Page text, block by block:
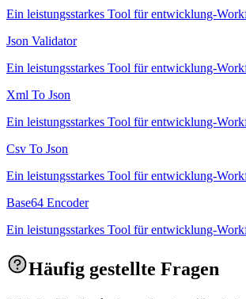
Ein leistungsstarkes Tool für entwicklung-
Json Validator
Ein leistungsstarkes Tool für entwicklung-
Xml To Json
Ein leistungsstarkes Tool für entwicklung-
Csv To Json
Ein leistungsstarkes Tool für entwicklung-
Base64 Encoder
Ein leistungsstarkes Tool für entwicklung-
Häufig gestellte Fragen